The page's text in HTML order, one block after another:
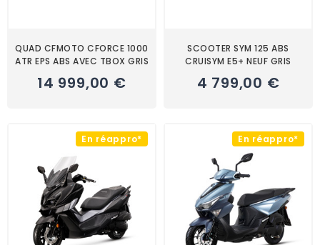
QUAD CFMOTO CFORCE 1000
ATR EPS ABS AVEC TBOX GRIS
14 999,00 €
SCOOTER SYM 125 ABS
CRUISYM E5+ NEUF GRIS
4 799,00 €
En réappro* En réappro*